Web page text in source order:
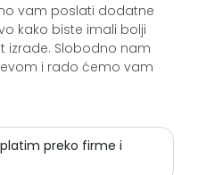
vam poslati dodatne
kako biste imali bolji
izrade. Slobodno nam
i rado ćemo vam
preko firme i